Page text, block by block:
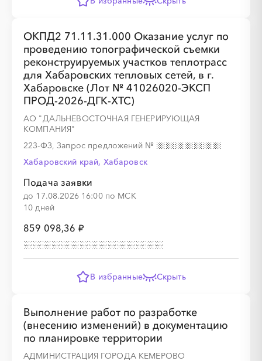
ОКПД2 71.11.31.000 Оказание услуг по
проведению топографической съемки
реконструируемых участков теплотрасс
для Хабаровских тепловых сетей, в г.
Хабаровске (Лот № 41026020-ЭКСП
ПРОД-2026-ДГК-ХТС)
АО "ДАЛЬНЕВОСТОЧНАЯ ГЕНЕРИРУЮЩАЯ
КОМПАНИЯ"
223-ФЗ, Запрос предложений №
Хабаровский край, Хабаровск
Подача заявки
до 17.08.2026 16:00 по МСК
10 дней
859 098,36 ₽
В избранные Скрыть
Выполнение работ по разработке
(внесению изменений) в документацию
по планировке территории
АДМИНИСТРАЦИЯ ГОРОДА КЕМЕРОВО